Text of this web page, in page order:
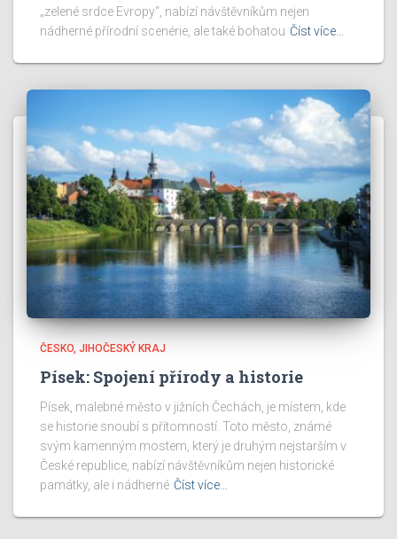
„zelené srdce Evropy“, nabízí návštěvníkům nejen
nádherné přírodní scenérie, ale také bohatou Číst více…
ČESKO JIHOČESKÝ KRAJ
Písek: Spojení přírody a historie
Písek, malebné město v jižních Čechách, je místem, kde
se historie snoubí s přítomností. Toto město, známé
svým kamenným mostem, který je druhým nejstarším v
České republice, nabízí návštěvníkům nejen historické
památky, ale i nádherné Číst více…